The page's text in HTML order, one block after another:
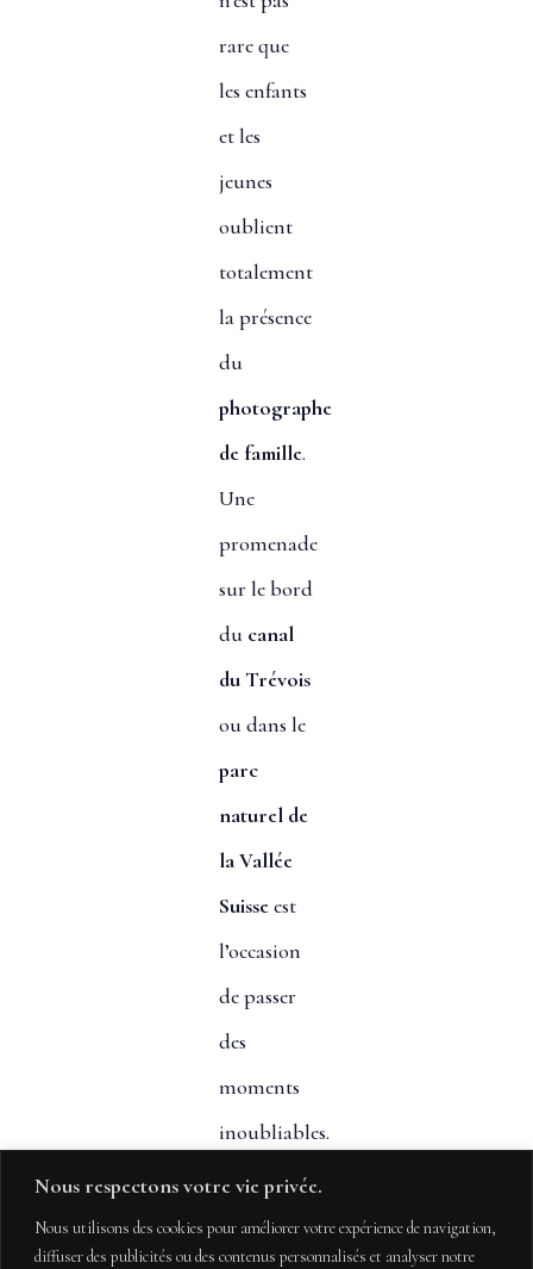
Nous respectons votre vie privée.
Nous utilisons des cookies pour améliorer votre expérience de navigation,
diffuser des publicités ou des contenus personnalisés et analyser notre
rare que
les enfants
et les
jeunes
oublient
totalement
la présence
du
photographe
de famille.
Une
promenade
sur le bord
du canal
du Trévois
ou dans le
parc
naturel de
la Vallée
Suisseest
l’occasion
de passer
des
moments
inoubliables.
pendant ce